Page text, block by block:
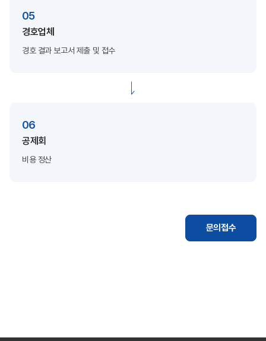
05
경호업체
경호 결과 보고서 제출 및 접수
06
공제회
비용 정산
문의접수